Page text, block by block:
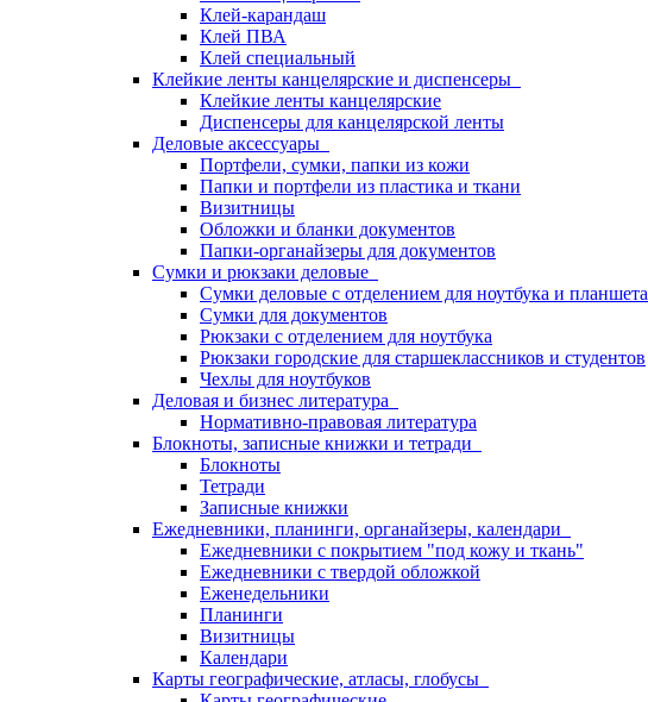
Клей-карандаш
Клей ПВА
Клей специальный
Клейкие ленты канцелярские и диспенсеры
Клейкие ленты канцелярские
Диспенсеры для канцелярской ленты
Деловые аксессуары
Портфели, сумки, папки из кожи
Папки и портфели из пластика и ткани
Визитницы
Обложки и бланки документов
Папки-органайзеры для документов
Сумки и рюкзаки деловые
Сумки деловые с отделением для ноутбука и планшета
Сумки для документов
Рюкзаки с отделением для ноутбука
Рюкзаки городские для старшеклассников и студентов
Чехлы для ноутбуков
Деловая и бизнес литература
Нормативно-правовая литература
Блокноты, записные книжки и тетради
Блокноты
Тетради
Записные книжки
Ежедневники, планинги, органайзеры, календари
Ежедневники с покрытием "под кожу и ткань"
Ежедневники с твердой обложкой
Еженедельники
Планинги
Визитницы
Календари
Карты географические, атласы, глобусы